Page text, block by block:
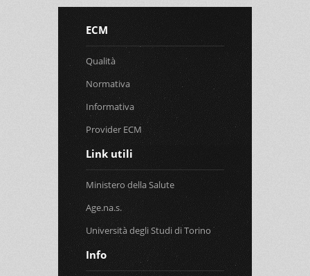
ECM
Qualità
Normativa
Informativa
Provider ECM
Link utili
Ministero della Salute
Age.na.s.
Università degli Studi di Torino
Info